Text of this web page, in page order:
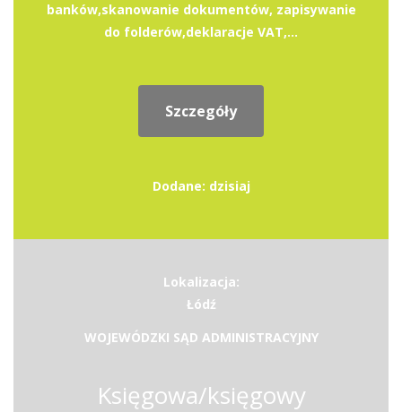
banków,skanowanie dokumentów, zapisywanie
do folderów,deklaracje VAT,...
Szczegóły
Dodane: dzisiaj
Lokalizacja:
Łódź
WOJEWÓDZKI SĄD ADMINISTRACYJNY
Księgowa/księgowy